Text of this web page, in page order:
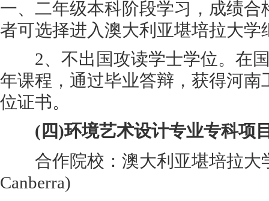
一、二年级本科阶段学习，成绩
者可选择进入澳大利亚堪培拉大
2、不出国攻读学士学位。在国
年课程，通过毕业答辩，获得河南
位证书。
(四)环境艺术设计专业专科项
合作院校：澳大利亚堪培拉大
Canberra)